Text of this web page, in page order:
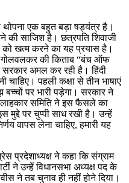
थोपना एक बहुत बड़ा षड्यंत्र है।
की साजिश है। छत्रपति शिवाजी
को खत्म करने का यह प्रयास है।
की किताब “बंच ऑफ
अमल कर रही है। हिंदी
पहली कक्षा से तीन भाषाएं
बच्चों पर भारी पड़ेगा। सरकार ने
समिति ने इस फैसले का
मुद्दे पर चुप्पी साध रखी है। उन्हें
वापस लेना चाहिए, हमारी यह
प्रदेशाध्यक्ष ने कहा कि संग्राम
ने उन्हें विधानसभा अध्यक्ष पद के
ने तब चुनाव ही नहीं होने दिया।